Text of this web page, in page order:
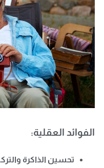
الفوائد العقلية:
تحسين الذاكرة